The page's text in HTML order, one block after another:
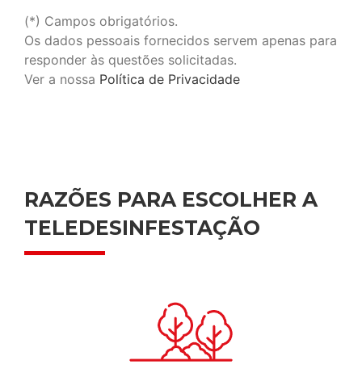
(*) Campos obrigatórios.
Os dados pessoais fornecidos servem apenas para
responder às questões solicitadas.
Ver a nossa Política de Privacidade
RAZÕES PARA ESCOLHER A
TELEDESINFESTAÇÃO